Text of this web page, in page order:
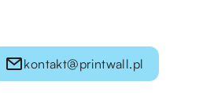
kontakt@printwall.pl